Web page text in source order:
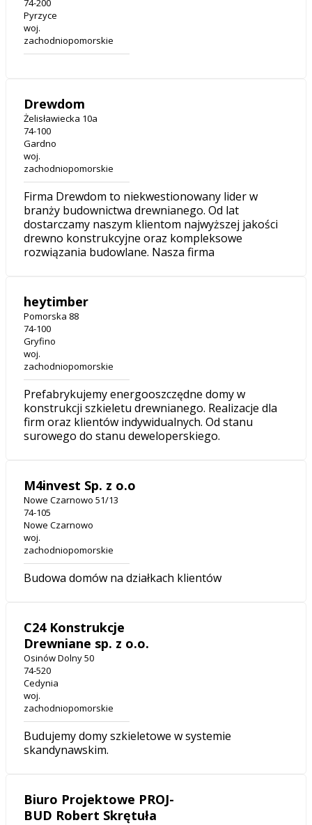
74-200
Pyrzyce
woj.
zachodniopomorskie
Drewdom
Żelisławiecka 10a
74-100
Gardno
woj.
zachodniopomorskie
Firma Drewdom to niekwestionowany lider w
branży budownictwa drewnianego. Od lat
dostarczamy naszym klientom najwyższej jakości
drewno konstrukcyjne oraz kompleksowe
rozwiązania budowlane. Nasza firma
heytimber
Pomorska 88
74-100
Gryfino
woj.
zachodniopomorskie
Prefabrykujemy energooszczędne domy w
konstrukcji szkieletu drewnianego. Realizacje dla
firm oraz klientów indywidualnych. Od stanu
surowego do stanu deweloperskiego.
M4invest Sp. z o.o
Nowe Czarnowo 51/13
74-105
Nowe Czarnowo
woj.
zachodniopomorskie
Budowa domów na działkach klientów
C24 Konstrukcje
Drewniane sp. z o.o.
Osinów Dolny 50
74-520
Cedynia
woj.
zachodniopomorskie
Budujemy domy szkieletowe w systemie
skandynawskim.
Biuro Projektowe PROJ-
BUD Robert Skrętuła